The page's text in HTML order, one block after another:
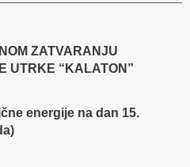
ZATVARANJU
UTRKE “KALATON”
energije na dan 15.